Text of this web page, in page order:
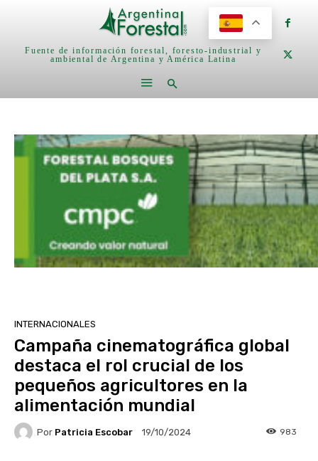
Fuente de información forestal, foresto-industrial y
ambiental de Argentina y América Latina
INTERNACIONALES
Campaña cinematográfica global
destaca el rol crucial de los
pequeños agricultores en la
alimentación mundial
Por Patricia Escobar 19/10/2024 983